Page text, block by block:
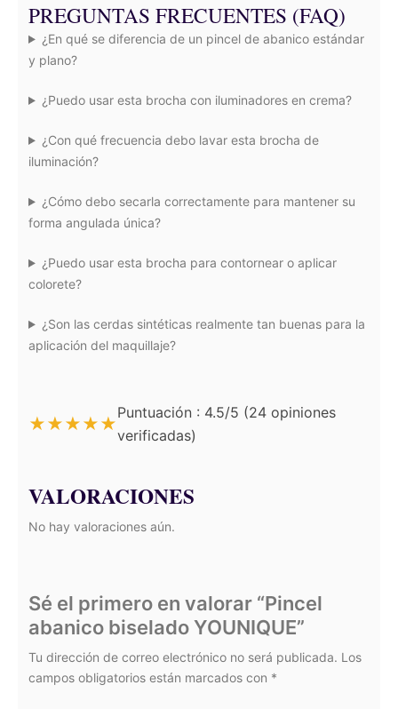
PREGUNTAS FRECUENTES (FAQ)
¿En qué se diferencia de un pincel de abanico estándar
y plano?
¿Puedo usar esta brocha con iluminadores en crema?
¿Con qué frecuencia debo lavar esta brocha de
iluminación?
¿Cómo debo secarla correctamente para mantener su
forma angulada única?
¿Puedo usar esta brocha para contornear o aplicar
colorete?
¿Son las cerdas sintéticas realmente tan buenas para la
aplicación del maquillaje?
★★★★★
Puntuación : 4.5/5 (24 opiniones
verificadas)
VALORACIONES
No hay valoraciones aún.
Sé el primero en valorar “Pincel
abanico biselado YOUNIQUE”
Tu dirección de correo electrónico no será publicada. Los
campos obligatorios están marcados con *